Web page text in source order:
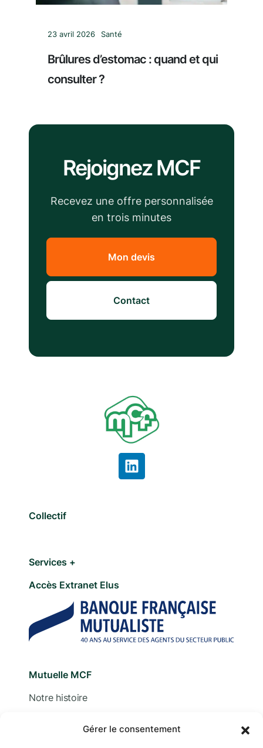
Gérer le consentement
23 avril 2026 Santé
Brûlures d’estomac : quand et qui
consulter ?
Rejoignez MCF
Recevez une offre personnalisée
en trois minutes
Mon devis
Contact
Collectif
Services +
Accès Extranet Elus
Mutuelle MCF
Notre histoire